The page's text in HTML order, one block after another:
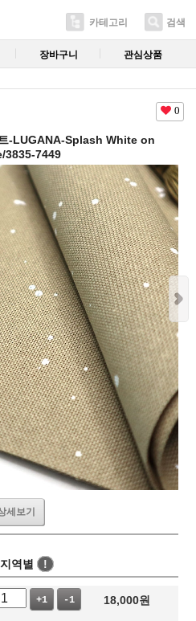
카테고리 검색
장바구니 관심상품
0
-LUGANA-Splash White on
3835-7449
세보기
지역별 !
+1 -1 18,000원